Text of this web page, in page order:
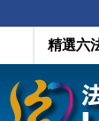
精選六